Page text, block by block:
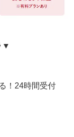
▼
！24時間受付